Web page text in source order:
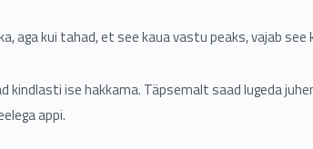
aga kui tahad, et see kaua vastu peaks, vajab
kindlasti ise hakkama. Täpsemalt saad lugeda
appi.